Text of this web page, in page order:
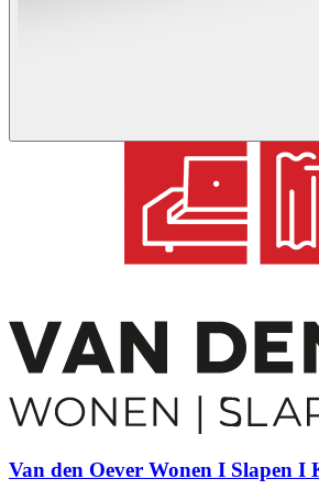
Van den Oever Wonen I Slapen I